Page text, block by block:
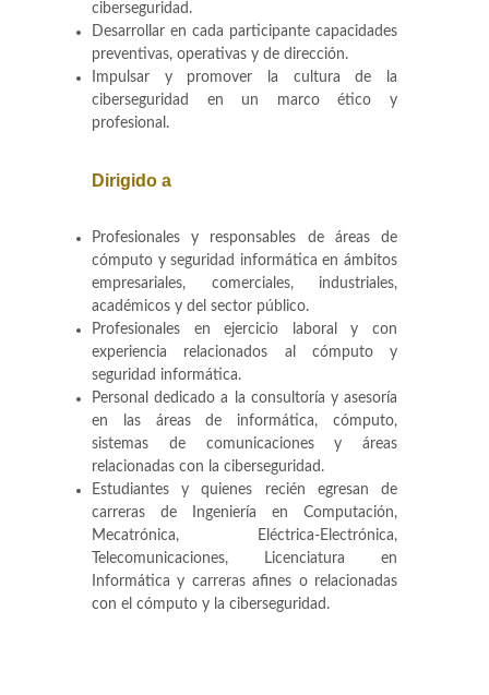
ciberseguridad.
Desarrollar en cada participante capacidades
preventivas, operativas y de dirección.
Impulsar y promover la cultura de la
ciberseguridad en un marco ético y
profesional.
Dirigido a
Profesionales y responsables de áreas de
cómputo y seguridad informática en ámbitos
empresariales, comerciales, industriales,
académicos y del sector público.
Profesionales en ejercicio laboral y con
experiencia relacionados al cómputo y
seguridad informática.
Personal dedicado a la consultoría y asesoría
en las áreas de informática, cómputo,
sistemas de comunicaciones y áreas
relacionadas con la ciberseguridad.
Estudiantes y quienes recién egresan de
carreras de Ingeniería en Computación,
Mecatrónica, Eléctrica-Electrónica,
Telecomunicaciones, Licenciatura en
Informática y carreras afines o relacionadas
con el cómputo y la ciberseguridad.